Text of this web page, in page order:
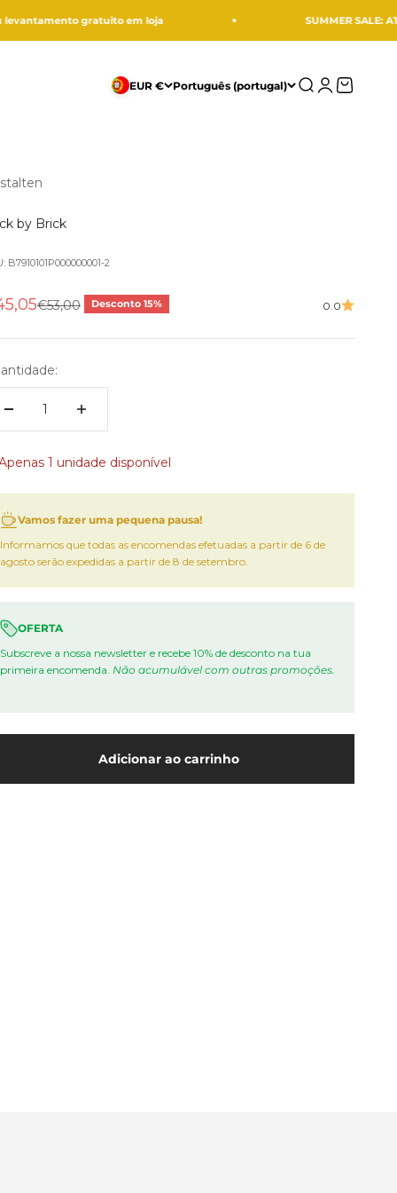
gratuito em loja SUMMER SALE: ATÉ -50%
EUR € Português (portugal) Procurar
EntrarCarrinho
by Brick
B7910101P000000001-2
promocional
Preço normal
€53,00 Desconto 15% 0.0
1 unidade disponível
Vamos fazer uma pequena pausa!
Informamos que todas as encomendas efetuadas a partir de 6 de
agosto serão expedidas a partir de 8 de setembro.
OFERTA
Subscreve a nossa newsletter e recebe 10% de desconto na tua
primeira encomenda. Não acumulável com outras promoções.
Adicionar ao carrinho